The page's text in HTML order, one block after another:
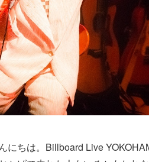
にちは。Billboard Live